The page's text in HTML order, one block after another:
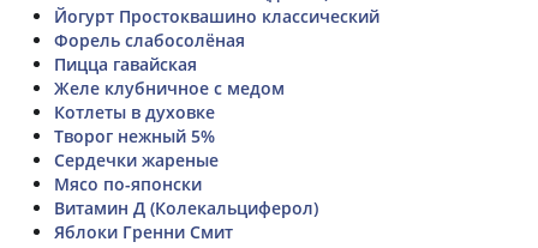
Йогурт Простоквашино классический
Форель слабосолёная
Пицца гавайская
Желе клубничное с медом
Котлеты в духовке
Творог нежный 5%
Сердечки жареные
Мясо по-японски
Витамин Д (Колекальциферол)
Яблоки Гренни Смит